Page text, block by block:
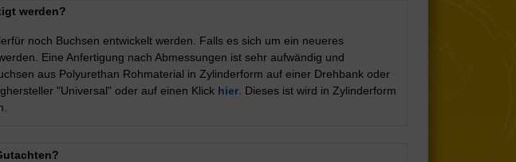
werden?
noch Buchsen entwickelt werden. Falls es sich um ein neueres
Eine Anfertigung nach Abmessungen ist sehr aufwändig und
aus Polyurethan Rohmaterial in Zylinderform auf einer Drehbank oder
"Universal" oder auf einen Klick hier . Dieses ist wird in Zylinderform